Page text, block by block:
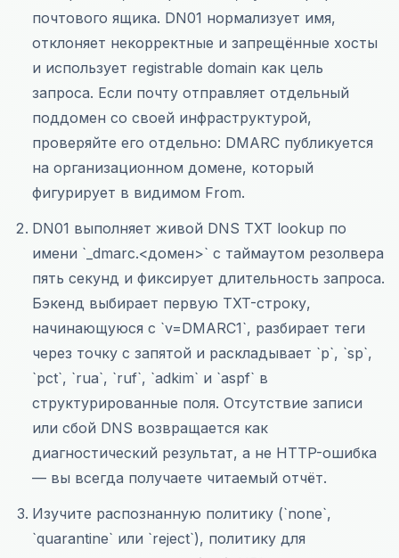
почтового ящика. DN01 нормализует имя,
отклоняет некорректные и запрещённые хосты
и использует registrable domain как цель
запроса. Если почту отправляет отдельный
поддомен со своей инфраструктурой,
проверяйте его отдельно: DMARC публикуется
на организационном домене, который
фигурирует в видимом From.
DN01 выполняет живой DNS TXT lookup по
имени `_dmarc.<домен>` с таймаутом резолвера
пять секунд и фиксирует длительность запроса.
Бэкенд выбирает первую TXT-строку,
начинающуюся с `v=DMARC1`, разбирает теги
через точку с запятой и раскладывает `p`, `sp`,
`pct`, `rua`, `ruf`, `adkim` и `aspf` в
структурированные поля. Отсутствие записи
или сбой DNS возвращается как
диагностический результат, а не HTTP-ошибка
— вы всегда получаете читаемый отчёт.
Изучите распознанную политику (`none`,
`quarantine` или `reject`), политику для